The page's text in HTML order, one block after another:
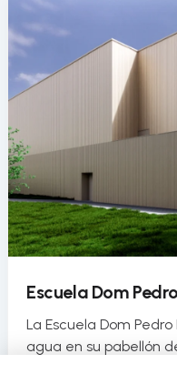
Escuela Dom
La Escuela Dom
agua en su pabellón